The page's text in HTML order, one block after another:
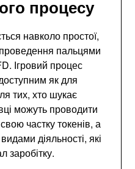
процесу
навколо простої,
пальцями
Ігровий процес
як для
тих, хто шукає
можуть проводити
частку токенів, а
діяльності, які
заробітку.